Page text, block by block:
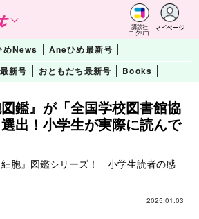
講談社
コクリコ
マイページ
めNews
Aneひめ最新号
新号
おともだち最新号 Books
図鑑』が「全国学校図書館協
出！小学生が実際に読んで
胞』図鑑シリーズ！ 小学生読者の感
2025.01.03